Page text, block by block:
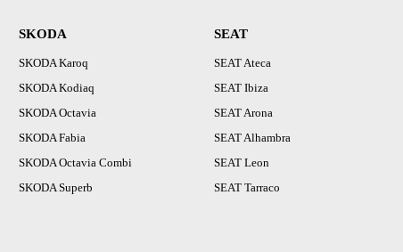
SKODA
SKODA Karoq
SKODA Kodiaq
SKODA Octavia
SKODA Fabia
SKODA Octavia Combi
SKODA Superb
SEAT
SEAT Ateca
SEAT Ibiza
SEAT Arona
SEAT Alhambra
SEAT Leon
SEAT Tarraco